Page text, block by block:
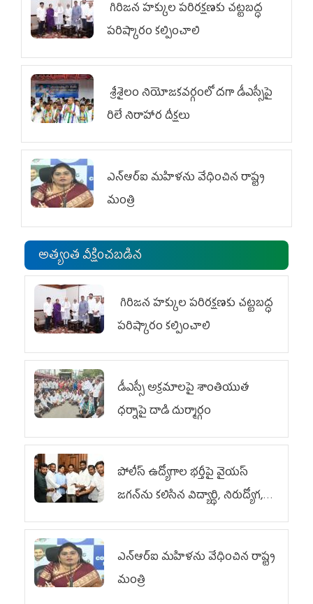
గిరిజన హక్కుల పరిరక్షణకు చట్టబద్ధ
పరిష్కారం కల్పించాలి
శ్రీశైలం నియోజకవర్గంలో దగా డీఎస్సీపై
రిలే నిరాహార దీక్షలు
ఎన్‌ఆర్‌ఐ మహిళను వేధించిన రాష్ట్ర
మంత్రి
అత్యంత వీక్షించబడిన
గిరిజన హక్కుల పరిరక్షణకు చట్టబద్ధ
పరిష్కారం కల్పించాలి
డీఎస్సీ అక్రమాలపై శాంతియుత
ధర్నాపై దాడి దుర్మార్గం
పోలీస్ ఉద్యోగాల భర్తీపై వైయస్
జగన్‌ను కలిసిన విద్యార్థి, నిరుద్యోగ,
యువజన జేఏసీ
ఎన్‌ఆర్‌ఐ మహిళను వేధించిన రాష్ట్ర
మంత్రి